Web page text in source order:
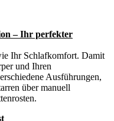
– Ihr perfekter
Ihr Schlafkomfort. Damit
und Ihren
Ausführungen,
über manuell